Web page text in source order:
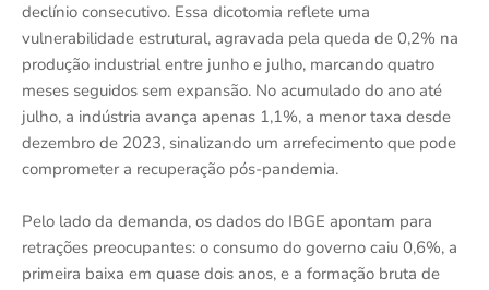
declínio consecutivo. Essa dicotomia reflete uma
vulnerabilidade estrutural, agravada pela queda de 0,2% na
produção industrial entre junho e julho, marcando quatro
meses seguidos sem expansão. No acumulado do ano até
julho, a indústria avança apenas 1,1%, a menor taxa desde
dezembro de 2023, sinalizando um arrefecimento que pode
comprometer a recuperação pós-pandemia.
Pelo lado da demanda, os dados do IBGE apontam para
retrações preocupantes: o consumo do governo caiu 0,6%, a
primeira baixa em quase dois anos, e a formação bruta de